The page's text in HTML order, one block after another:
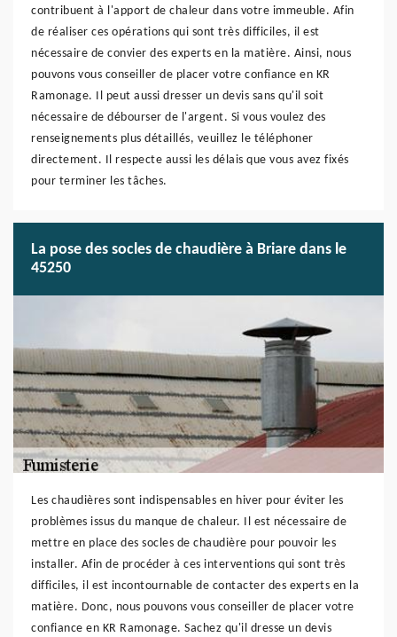
contribuent à l'apport de chaleur dans votre immeuble. Afin
de réaliser ces opérations qui sont très difficiles, il est
nécessaire de convier des experts en la matière. Ainsi, nous
pouvons vous conseiller de placer votre confiance en KR
Ramonage. Il peut aussi dresser un devis sans qu'il soit
nécessaire de débourser de l'argent. Si vous voulez des
renseignements plus détaillés, veuillez le téléphoner
directement. Il respecte aussi les délais que vous avez fixés
pour terminer les tâches.
La pose des socles de chaudière à Briare dans le
45250
Les chaudières sont indispensables en hiver pour éviter les
problèmes issus du manque de chaleur. Il est nécessaire de
mettre en place des socles de chaudière pour pouvoir les
installer. Afin de procéder à ces interventions qui sont très
difficiles, il est incontournable de contacter des experts en la
matière. Donc, nous pouvons vous conseiller de placer votre
confiance en KR Ramonage. Sachez qu'il dresse un devis